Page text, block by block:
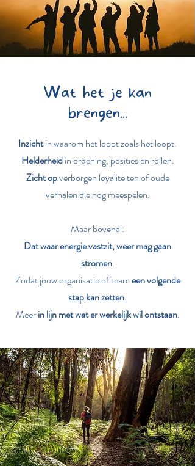
Wat het je kan
brengen...
Inzichtin waarom het loopt zoals het loopt.
Helderheidin ordening, posities en rollen.
Zicht opverborgen loyaliteiten of oude
verhalen die nog meespelen.
Maar bovenal:
Dat waar energie vastzit, weer mag gaan
stromen.
Zodat jouw organisatie of teameen volgende
stap kan zetten.
Meerin lijn met wat er werkelijk wil ontstaan.